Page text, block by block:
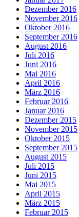
Dezember 2016
November 2016
Oktober 2016
September 2016
August 2016
Juli 2016
Juni 2016
Mai 2016
April 2016
März 2016
Februar 2016
Januar 2016
Dezember 2015
November 2015
Oktober 2015
September 2015
August 2015
Juli 2015
Juni 2015
Mai 2015
April 2015
März 2015
Februar 2015